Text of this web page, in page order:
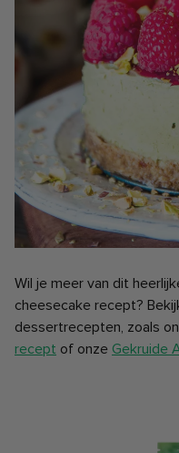
Wil je meer van dit
cheesecake recept?
dessertrecepten, zoals
recept of onze Gekruide